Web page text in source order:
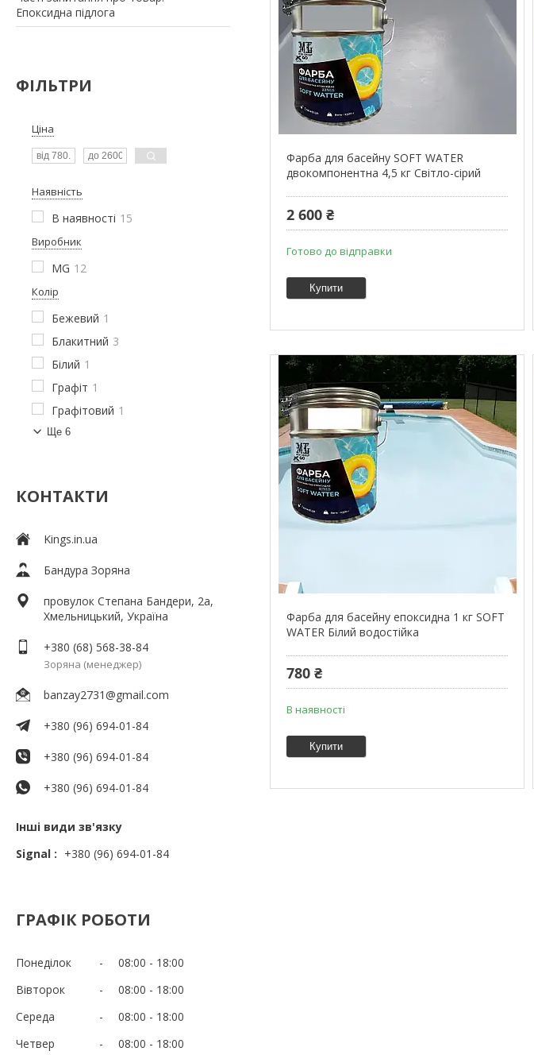
Епоксидна підлога
ФІЛЬТРИ
Ціна
Наявність
В наявності 15
Виробник
MG 12
Колір
Бежевий 1
Блакитний 3
Білий 1
Графіт 1
Графітовий 1
Ще 6
КОНТАКТИ
Kings.in.ua
Бандура Зоряна
провулок Степана Бандери, 2a,
Хмельницький, Україна
+380 (68) 568-38-84
Зоряна (менеджер)
banzay2731@gmail.com
+380 (96) 694-01-84
+380 (96) 694-01-84
+380 (96) 694-01-84
Інші види зв'язку
Signal
+380 (96) 694-01-84
ГРАФІК РОБОТИ
Понеділок 08:00
18:00
Вівторок
08:00
18:00
Середа
08:00
18:00
Четвер
08:00 18:00
Фарба для басейну SOFT WATER
двокомпонентна 4,5 кг Світло-сірий
2 600 ₴
Готово до відправки
Купити
Фарба для басейну епоксидна 1 кг SOFT
WATER Білий водостійка
780 ₴
В наявності
Купити